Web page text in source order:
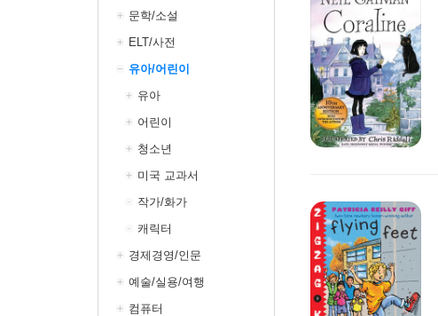
문학/소설
ELT/사전
유아/어린이
유아
어린이
청소년
미국 교과서
작가/화가
캐릭터
경제경영/인문
예술/실용/여행
컴퓨터